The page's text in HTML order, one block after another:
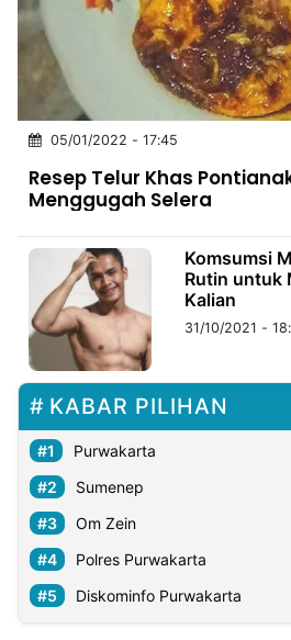
INDONESIA
Partner
NTB
Time
IDN
Jogja
Rakyat
News
Notice
Baru
Follow
Kabarbaru
Kabarbaru.co
2026
05/01/2022 - 17:45
Resep Telur Khas
Menggugah Selera
Komsumsi
Rutin untuk
Kalian
31/10/2021 -
KABAR PILIHAN
Purwakarta
Sumenep
Om Zein
Polres Purwakarta
Diskominfo Purwakarta